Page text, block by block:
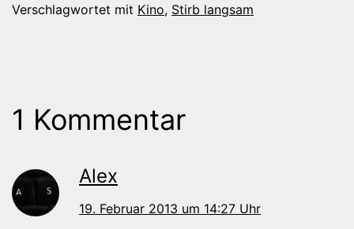
Verschlagwortet mit Kino, Stirb langsam
1 Kommentar
Alex
19. Februar 2013 um 14:27 Uhr